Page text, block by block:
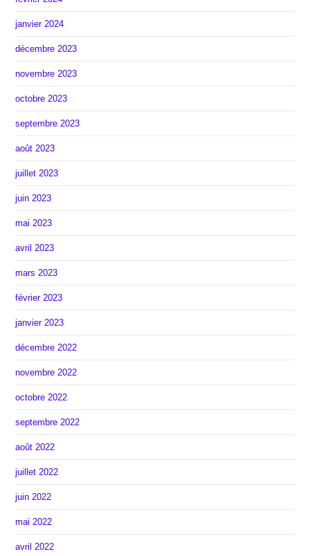
janvier 2024
décembre 2023
novembre 2023
octobre 2023
septembre 2023
août 2023
juillet 2023
juin 2023
mai 2023
avril 2023
mars 2023
février 2023
janvier 2023
décembre 2022
novembre 2022
octobre 2022
septembre 2022
août 2022
juillet 2022
juin 2022
mai 2022
avril 2022